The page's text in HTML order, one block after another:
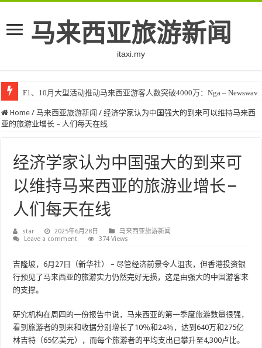
马来西亚旅游新闻
itaxi.my
F1、10月大型活动推动马来西亚游客人数突破4000万：Nga – Newswav
Home / 马来西亚旅游新闻 / 经济学家认为中国强大的到来可以维持马来西
亚的旅游业增长 – 人们每天在线
经济学家认为中国强大的到来可
以维持马来西亚的旅游业增长 –
人们每天在线
star 2025年6月28日
马来西亚旅游新闻
Leave a comment
374 Views
吉隆坡，6月27日（新华社） – 尽管经济前景令人沮丧，但香港投资银
行预见了马来西亚的旅游实力仍然完好无损，这是由强大的中国游客来
的支撑。
研究机构在周四的一份报告中说，马来西亚的第一季度旅游数量很强，
看到旅游者的到来和收据分别增长了10％和24％，达到640万和275亿
林吉特（65亿美元），而每个旅游者的平均支出已攀升至4,300卢比。